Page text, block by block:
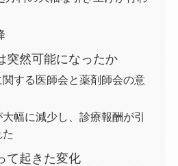
突然可能になったか
関する医師会と薬剤師会の意
幅に減少し、診療報酬が引
て起きた変化